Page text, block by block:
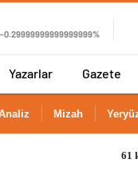
-0.29999999999999999%
Yazarlar Gazete
Mizah
61